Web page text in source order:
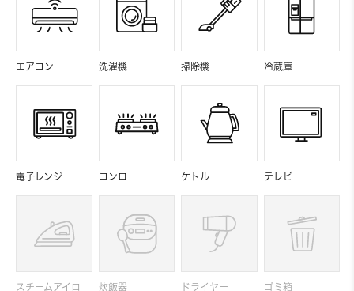
エアコン 洗濯機 掃除機 冷蔵庫
電子レンジ コンロ ケトル テレビ
スチームアイロ
炊飯器 ドライヤー ゴミ箱